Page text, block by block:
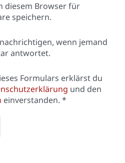
diesem Browser für
speichern.
wenn jemand
antwortet.
Formulars erklärst du
und den
einverstanden. *